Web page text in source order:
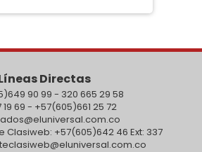
Directas
90 99 - 320 665 29 58
19 69 - +57(605)661 25 72
Clasiweb: +57(605)642 46 Ext: 337